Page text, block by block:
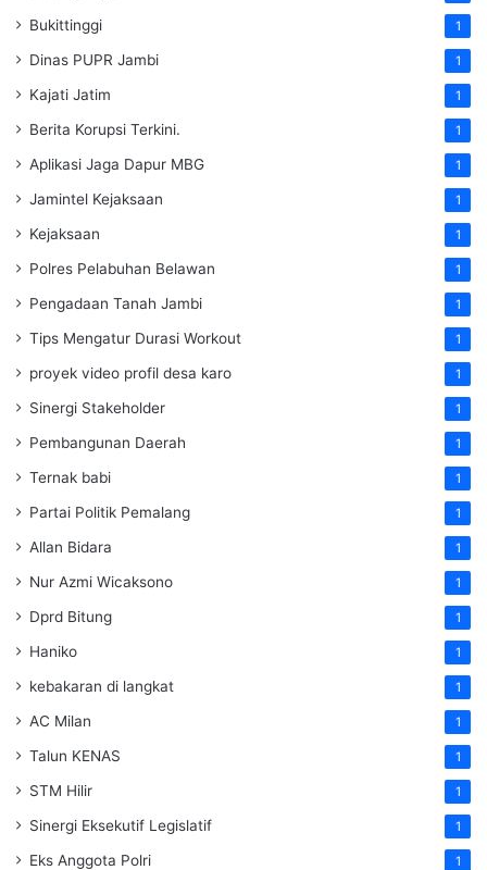
Bukittinggi 1
Dinas PUPR Jambi 1
Kajati Jatim 1
Berita Korupsi Terkini. 1
Aplikasi Jaga Dapur MBG 1
Jamintel Kejaksaan 1
Kejaksaan 1
Polres Pelabuhan Belawan 1
Pengadaan Tanah Jambi 1
Tips Mengatur Durasi Workout 1
proyek video profil desa karo 1
Sinergi Stakeholder 1
Pembangunan Daerah 1
Ternak babi 1
Partai Politik Pemalang 1
Allan Bidara 1
Nur Azmi Wicaksono 1
Dprd Bitung 1
Haniko 1
kebakaran di langkat 1
AC Milan 1
Talun KENAS 1
STM Hilir 1
Sinergi Eksekutif Legislatif 1
Eks Anggota Polri 1